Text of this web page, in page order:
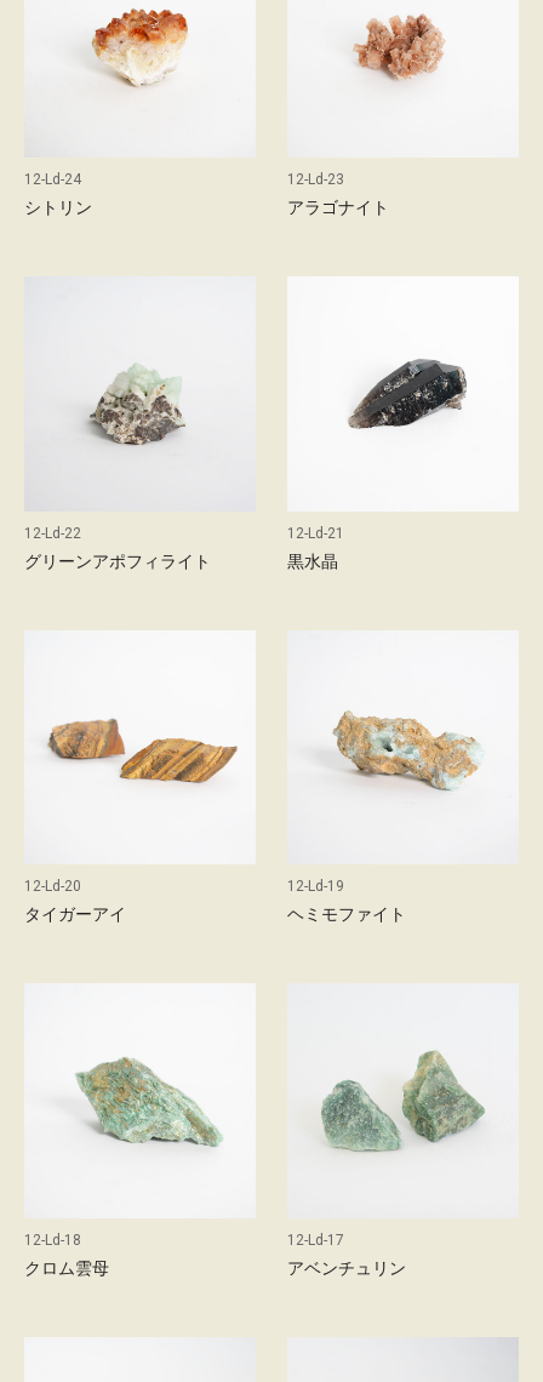
12-Ld-24
シトリン
12-Ld-23
アラゴナイト
12-Ld-22
グリーンアポフィライト
12-Ld-21
黒水晶
12-Ld-20
タイガーアイ
12-Ld-19
ヘミモファイト
12-Ld-18
クロム雲母
12-Ld-17
アベンチュリン